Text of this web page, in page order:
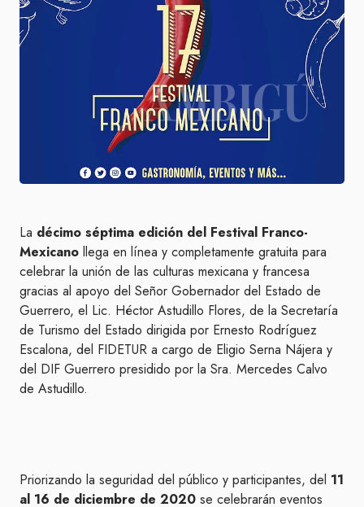
La décimo séptima edición del Festival Franco-
Mexicano llega en línea y completamente gratuita para
celebrar la unión de las culturas mexicana y francesa
gracias al apoyo del Señor Gobernador del Estado de
Guerrero, el Lic. Héctor Astudillo Flores, de la Secretaría
de Turismo del Estado dirigida por Ernesto Rodríguez
Escalona, del FIDETUR a cargo de Eligio Serna Nájera y
del DIF Guerrero presidido por la Sra. Mercedes Calvo
de Astudillo.
Priorizando la seguridad del público y participantes, del 11
al 16 de diciembre de 2020 se celebrarán eventos